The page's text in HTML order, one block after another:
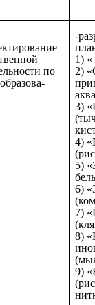
по
-
1)
2)
3)
4)
5)
6)
7)
8)
9)